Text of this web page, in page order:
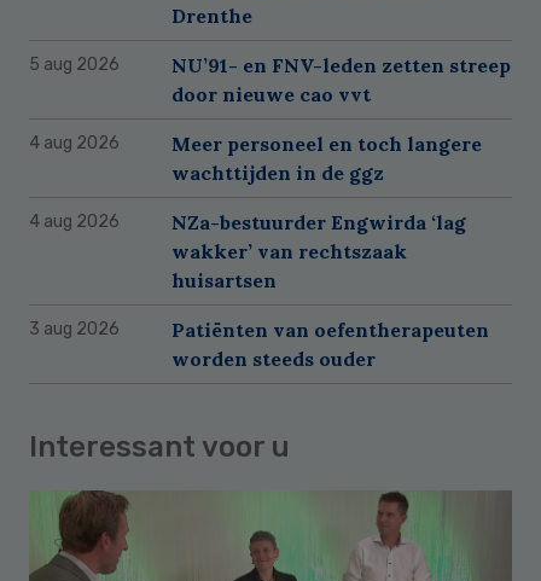
Drenthe
5 aug 2026
NU’91- en FNV-leden zetten streep
door nieuwe cao vvt
4 aug 2026
Meer personeel en toch langere
wachttijden in de ggz
4 aug 2026
NZa-bestuurder Engwirda ‘lag
wakker’ van rechtszaak
huisartsen
3 aug 2026
Patiënten van oefentherapeuten
worden steeds ouder
Interessant voor u